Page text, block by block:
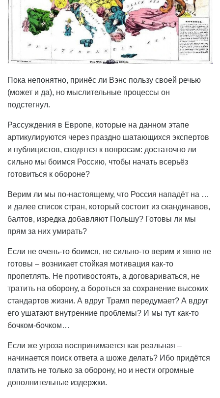
Пока непонятно, принёс ли Вэнс пользу своей речью
(может и да), но мыслительные процессы он
подстегнул.
Рассуждения в Европе, которые на данном этапе
артикулируются через праздно шатающихся экспертов
и публицистов, сводятся к вопросам: достаточно ли
сильно мы боимся Россию, чтобы начать всерьёз
готовиться к обороне?
Верим ли мы по-настоящему, что Россия нападёт на …
и далее список стран, который состоит из скандинавов,
балтов, изредка добавляют Польшу? Готовы ли мы
прям за них умирать?
Если не очень-то боимся, не сильно-то верим и явно не
готовы – возникает стойкая мотивация как-то
пропетлять. Не противостоять, а договариваться, не
тратить на оборону, а бороться за сохранение высоких
стандартов жизни. А вдруг Трамп передумает? А вдруг
его ушатают внутренние проблемы? И мы тут как-то
бочком-бочком…
Если же угроза воспринимается как реальная –
начинается поиск ответа а шоже делать? Ибо придётся
платить не только за оборону, но и нести огромные
дополнительные издержки.